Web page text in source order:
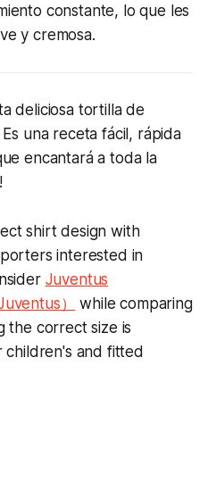
constante, lo que les
y cremosa.
deliciosa tortilla de
una receta fácil, rápida
encantará a toda la
shirt design with
interested in
Juventus
）
while comparing
the correct size is
children's and fitted